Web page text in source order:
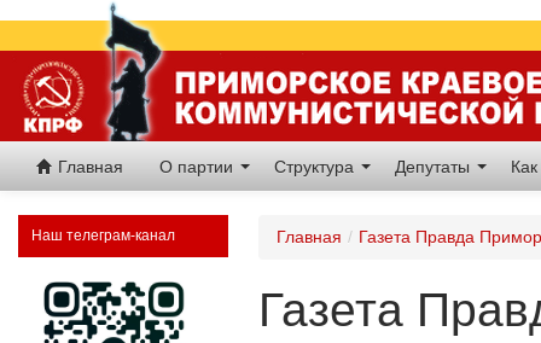
Главная О партии Структура Депутаты
Наш телеграм-канал Главная / Газета Правда
Газета